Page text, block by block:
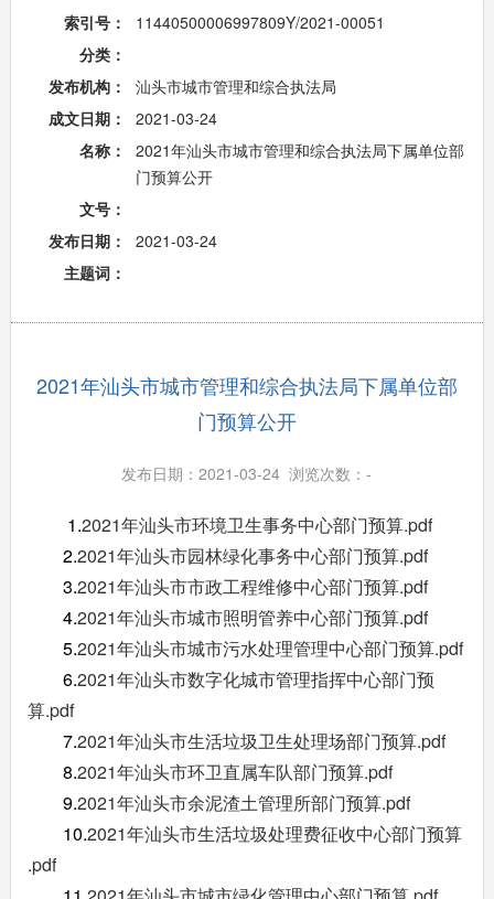
索引号：
11440500006997809Y/2021-00051
分类：
发布机构：
汕头市城市管理和综合执法局
成文日期：
2021-03-24
名称：
2021年汕头市城市管理和综合执法局下属单位部
门预算公开
文号：
发布日期：
2021-03-24
主题词：
2021年汕头市城市管理和综合执法局下属单位部
门预算公开
发布日期：2021-03-24 浏览次数：-
1.2021年汕头市环境卫生事务中心部门预算.pdf
2.2021年汕头市园林绿化事务中心部门预算.pdf
3.2021年汕头市市政工程维修中心部门预算.pdf
4.2021年汕头市城市照明管养中心部门预算.pdf
5.2021年汕头市城市污水处理管理中心部门预算.pdf
6.2021年汕头市数字化城市管理指挥中心部门预
算.pdf
7.2021年汕头市生活垃圾卫生处理场部门预算.pdf
8.2021年汕头市环卫直属车队部门预算.pdf
9.2021年汕头市余泥渣土管理所部门预算.pdf
10.2021年汕头市生活垃圾处理费征收中心部门预算
.pdf